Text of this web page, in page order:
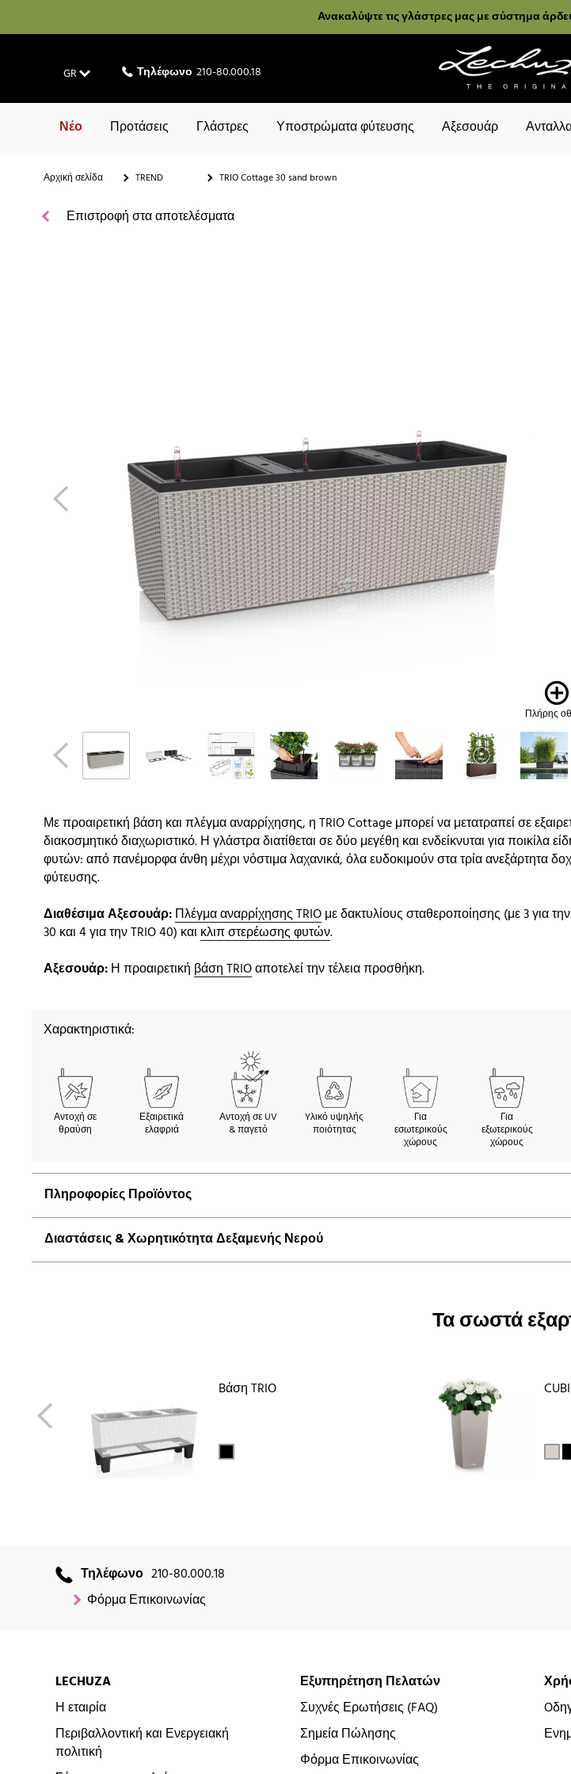
Ανακαλύψτε τις γλάστρες μας με σύστημα
GR Τηλέφωνο 210-80.000.18
Νέο Προτάσεις Γλάστρες Υποστρώματα φύτευσης Αξεσουάρ
Αρχική σελίδα TREND TRIO Cottage 30 sand brown
Επιστροφή στα αποτελέσματα
Πλήρης
Με προαιρετική βάση και πλέγμα αναρρίχησης, η TRIO Cottage μπορεί να μετατραπεί σε
διακοσμητικό διαχωριστικό. Η γλάστρα διατίθεται σε δύο μεγέθη και ενδείκνυται για ποικίλα
φυτών: από πανέμορφα άνθη μέχρι νόστιμα λαχανικά, όλα ευδοκιμούν στα τρία ανεξάρτητα
φύτευσης.
Διαθέσιμα Αξεσουάρ:Πλέγμα αναρρίχησης TRIOμε δακτυλίους σταθεροποίησης (με 3 για
30 και 4 για την TRIO 40) και κλιπ στερέωσης φυτών.
Αξεσουάρ:Η προαιρετική βάση TRIOαποτελεί την τέλεια προσθήκη.
Χαρακτηριστικά:
Αντοχή σε
θραύση
Εξαιρετικά
ελαφριά
Αντοχή σε UV
& παγετό
Yλικό υψηλής
ποιότητας
Για
εσωτερικούς
χώρους
Για
εξωτερικούς
χώρους
Πληροφορίες Προϊόντος
Διαστάσεις & Χωρητικότητα Δεξαμενής Νερού
Τα σωστά
Bάση TRIO
Τηλέφωνο 210-80.000.18
Φόρμα Επικοινωνίας
LECHUZA
Η εταιρία
Περιβαλλοντική και Ενεργειακή
πολιτική
Εξυπηρέτηση Πελατών
Συχνές Ερωτήσεις (FAQ)
Σημεία Πώλησης
Φόρμα Επικοινωνίας